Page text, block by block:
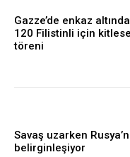
Gazze’de enkaz
120 Filistinli için
töreni
Savaş uzarken
belirginleşiyor